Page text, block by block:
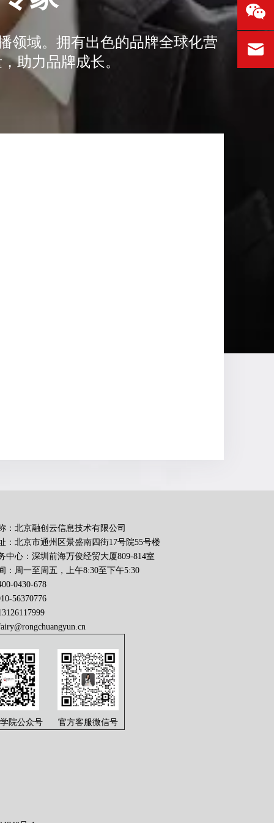
领域。拥有出色的品牌全球化营
助力品牌成长。
：北京融创云信息技术有限公司
：北京市通州区景盛南四街17号院55号楼
中心：深圳前海万俊经贸大厦809-814室
：周一至周五，上午8:30至下午5:30
0430-678
院公众号 官方客服微信号